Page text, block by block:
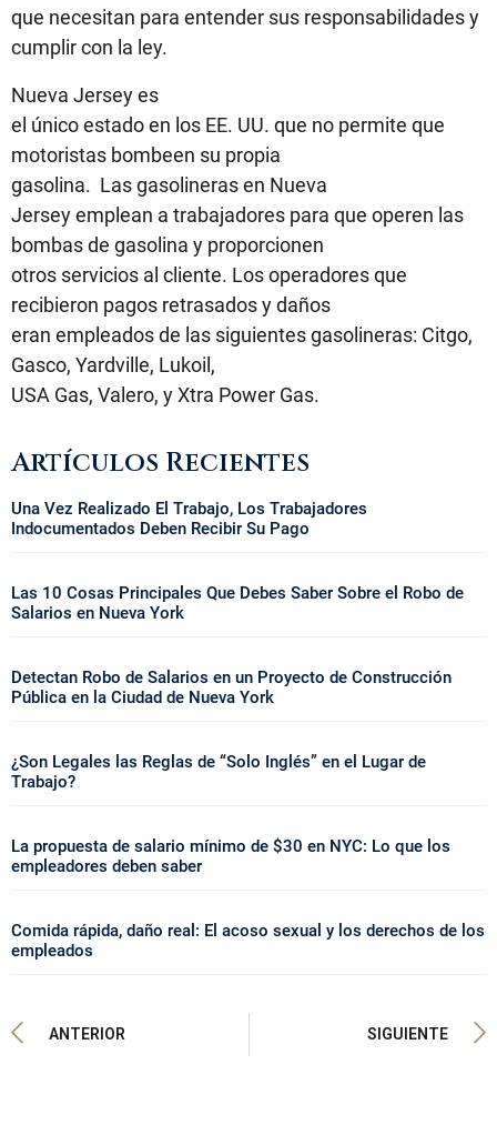
que necesitan para entender sus responsabilidades y
cumplir con la ley.
Nueva Jersey es
el único estado en los EE. UU. que no permite que
motoristas bombeen su propia
gasolina. Las gasolineras en Nueva
Jersey emplean a trabajadores para que operen las
bombas de gasolina y proporcionen
otros servicios al cliente. Los operadores que
recibieron pagos retrasados y daños
eran empleados de las siguientes gasolineras: Citgo,
Gasco, Yardville, Lukoil,
USA Gas, Valero, y Xtra Power Gas.
Artículos Recientes
Una Vez Realizado El Trabajo, Los Trabajadores
Indocumentados Deben Recibir Su Pago
Las 10 Cosas Principales Que Debes Saber Sobre el Robo de
Salarios en Nueva York
Detectan Robo de Salarios en un Proyecto de Construcción
Pública en la Ciudad de Nueva York
¿Son Legales las Reglas de “Solo Inglés” en el Lugar de
Trabajo?
La propuesta de salario mínimo de $30 en NYC: Lo que los
empleadores deben saber
Comida rápida, daño real: El acoso sexual y los derechos de los
empleados
ANTERIOR SIGUIENTE